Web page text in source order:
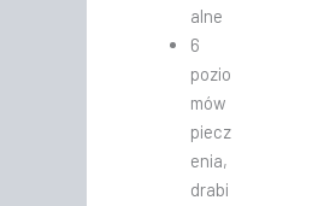
alne
6
pozio
mów
piecz
enia,
drabi